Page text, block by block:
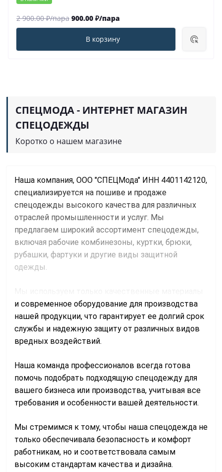
2 900.00 ₽/пара 900.00 ₽/пара
В корзину
СПЕЦМОДА - ИНТЕРНЕТ МАГАЗИН
СПЕЦОДЕЖДЫ
Коротко о нашем магазине
Наша компания, ООО "СПЕЦМода" ИНН 4401142120,
специализируется на пошиве и продаже
спецодежды высокого качества для различных
отраслей промышленности и услуг. Мы
предлагаем широкий ассортимент спецодежды,
включая рабочие комбинезоны, куртки, брюки,
рубашки, фартуки и другие виды защитной
одежды.
и современное оборудование для производства
нашей продукции, что гарантирует ее долгий срок
службы и надежную защиту от различных видов
вредных воздействий.
Наша команда профессионалов всегда готова
помочь подобрать подходящую спецодежду для
вашего бизнеса или производства, учитывая все
требования и особенности вашей деятельности.
Мы стремимся к тому, чтобы наша спецодежда не
только обеспечивала безопасность и комфорт
работникам, но и соответствовала самым
высоким стандартам качества и дизайна.